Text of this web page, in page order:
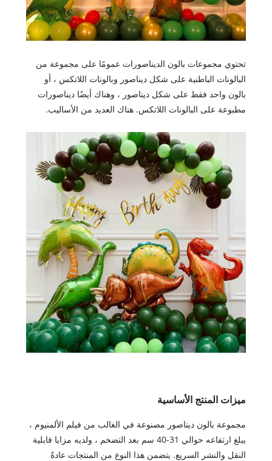
تحتوي مجموعات بالون الديناصورات عمومًا على مجموعة من
البالونات الباطنية على شكل ديناصور وبالونات اللاتكس ، أو
بالون واحد فقط على شكل ديناصور ، وهناك أيضًا ديناصورات
مطبوعة على البالونات اللاتكس. هناك العديد من الأساليب.
ميزات المنتج الأساسية
مجموعة بالون ديناصور مصنوعة في الغالب من فيلم الألمنيوم ،
يبلغ ارتفاعه حوالي 31-40 سم بعد التضخم ، ولديه مزايا قابلية
النقل والنشر السريع. يتضمن هذا النوع من المنتجات عادةً